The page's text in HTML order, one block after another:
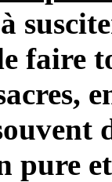
faire
pure